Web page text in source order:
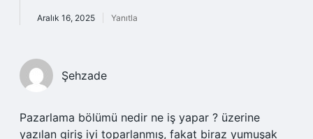
Aralık 16, 2025 Yanıtla
Şehzade
Pazarlama bölümü nedir ne iş yapar ? üzerine
yazılan giriş iyi toparlanmış, fakat biraz yumuşak